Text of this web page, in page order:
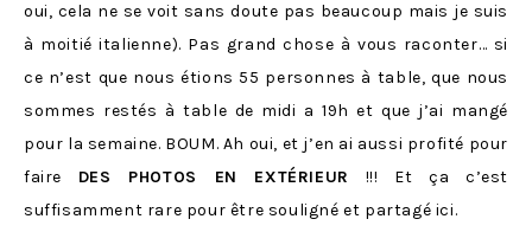
oui, cela ne se voit sans doute pas beaucoup mais je suis
à moitié italienne). Pas grand chose à vous raconter… si
ce n’est que nous étions 55 personnes à table, que nous
sommes restés à table de midi a 19h et que j’ai mangé
pour la semaine. BOUM. Ah oui, et j’en ai aussi profité pour
faire DES PHOTOS EN EXTÉRIEUR
!!! Et ça c’est
suffisamment rare pour être souligné et partagé ici.